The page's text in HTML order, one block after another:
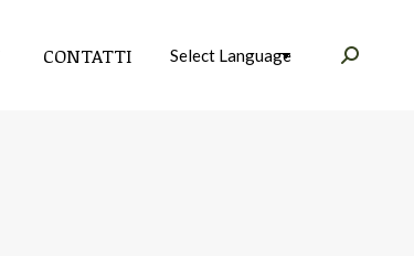
CONTATTI Cerca:
Cerca: